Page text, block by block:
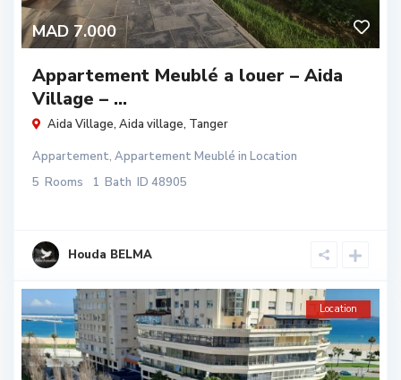
MAD 7.000
Appartement Meublé a louer – Aida
Village – ...
Aida Village, Aida village, Tanger
Appartement, Appartement Meublé in Location
5 Rooms 1 Bath ID 48905
Houda BELMA
Location